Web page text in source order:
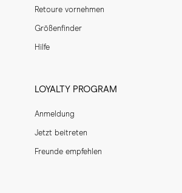
Retoure vornehmen
Größenfinder
Hilfe
LOYALTY PROGRAM
Anmeldung
Jetzt beitreten
Freunde empfehlen